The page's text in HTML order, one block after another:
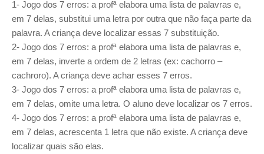
1- Jogo dos 7 erros: a profª elabora uma lista de palavras e,
em 7 delas, substitui uma letra por outra que não faça parte da
palavra. A criança deve localizar essas 7 substituição.
2- Jogo dos 7 erros: a profª elabora uma lista de palavras e,
em 7 delas, inverte a ordem de 2 letras (ex: cachorro –
cachroro). A criança deve achar esses 7 erros.
3- Jogo dos 7 erros: a profª elabora uma lista de palavras e,
em 7 delas, omite uma letra. O aluno deve localizar os 7 erros.
4- Jogo dos 7 erros: a profª elabora uma lista de palavras e,
em 7 delas, acrescenta 1 letra que não existe. A criança deve
localizar quais são elas.